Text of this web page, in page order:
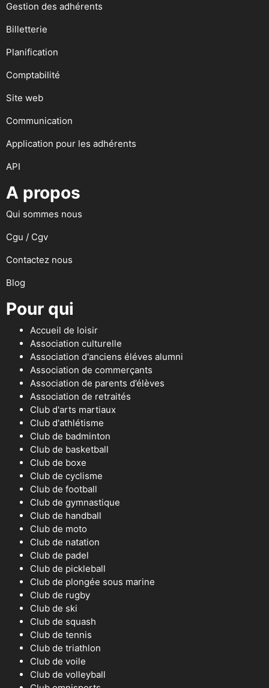
Gestion des adhérents
Billetterie
Planification
Comptabilité
Site web
Communication
Application pour les adhérents
API
A propos
Qui sommes nous
Cgu / Cgv
Contactez nous
Blog
Pour qui
Accueil de loisir
Association culturelle
Association d'anciens éléves alumni
Association de commerçants
Association de parents d’élèves
Association de retraités
Club d'arts martiaux
Club d'athlétisme
Club de badminton
Club de basketball
Club de boxe
Club de cyclisme
Club de football
Club de gymnastique
Club de handball
Club de moto
Club de natation
Club de padel
Club de pickleball
Club de plongée sous marine
Club de rugby
Club de ski
Club de squash
Club de tennis
Club de triathlon
Club de voile
Club de volleyball